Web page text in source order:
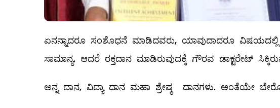
ಏನನ್ನಾದರೂ ಸಂಶೊಧನೆ ಮಾಡಿದವರು, ಯಾವುದಾದರೂ
ಸಾಮಾನ್ಯ. ಆದರೆ ರಕ್ತದಾನ ಮಾಡಿರುವುದಕ್ಕೆ ಗೌರವ ಡಾಕ್ಟರೇಟ್
ಅನ್ನ ದಾನ, ವಿದ್ಯಾ ದಾನ ಮಹಾ ಶ್ರೇಷ್ಠ ದಾನಗಳು. ಅಂತೆಯೇ